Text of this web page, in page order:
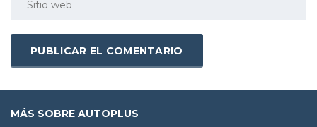
MÁS SOBRE AUTOPLUS